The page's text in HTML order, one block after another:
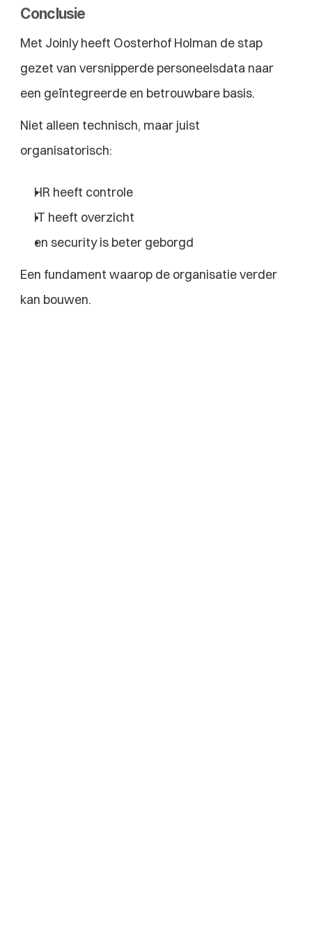
Conclusie
Met Joinly heeft Oosterhof Holman de stap
gezet van versnipperde personeelsdata naar
een geïntegreerde en betrouwbare basis.
Niet alleen technisch, maar juist
organisatorisch:
HR heeft controle
IT heeft overzicht
en security is beter geborgd
Een fundament waarop de organisatie verder
kan bouwen.